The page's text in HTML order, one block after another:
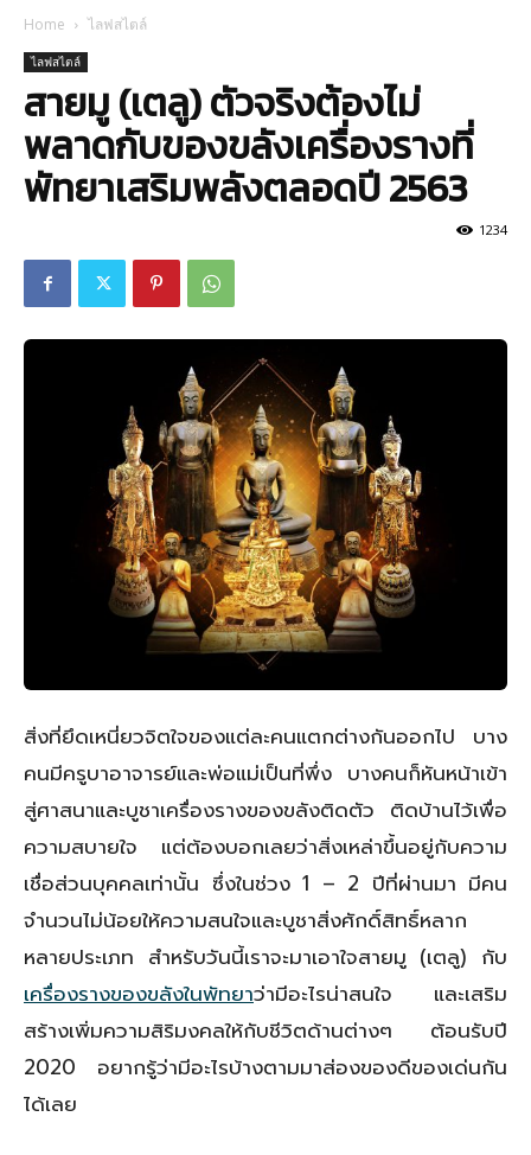
Home ไลฟสไตล์
ไลฟสไตล์
สายมู (เตลู) ตัวจริงต้องไม่
พลาดกับของขลังเครื่องรางที่
พัทยาเสริมพลังตลอดปี 2563
1234
สิ่งที่ยึดเหนี่ยวจิตใจของแต่ละคนแตกต่างกันออกไป บาง
คนมีครูบาอาจารย์และพ่อแม่เป็นที่พึ่ง บางคนก็หันหน้าเข้า
สู่ศาสนาและบูชาเครื่องรางของขลังติดตัว ติดบ้านไว้เพื่อ
ความสบายใจ แต่ต้องบอกเลยว่าสิ่งเหล่าขึ้นอยู่กับความ
เชื่อส่วนบุคคลเท่านั้น ซึ่งในช่วง 1 – 2 ปีที่ผ่านมา มีคน
จำนวนไม่น้อยให้ความสนใจและบูชาสิ่งศักดิ์สิทธิ์หลาก
หลายประเภท สำหรับวันนี้เราจะมาเอาใจสายมู (เตลู) กับ
เครื่องรางของขลังในพัทยาว่ามีอะไรน่าสนใจ และเสริม
สร้างเพิ่มความสิริมงคลให้กับชีวิตด้านต่างๆ ต้อนรับปี
2020 อยากรู้ว่ามีอะไรบ้างตามมาส่องของดีของเด่นกัน
ได้เลย